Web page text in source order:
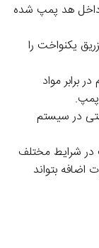
داخل هد پمپ شده
یکنواخت را
برابر مواد
پمپ.
در سیستم
در شرایط مختلف
اضافه بتواند